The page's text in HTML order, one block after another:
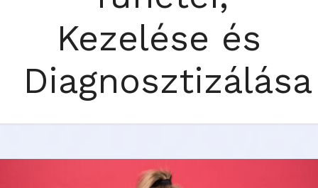
Kezelése és
Diagnosztizálása